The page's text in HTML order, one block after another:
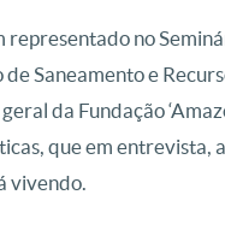
representado no
Saneamento e
da Fundação
que em entrevista,
vivendo.